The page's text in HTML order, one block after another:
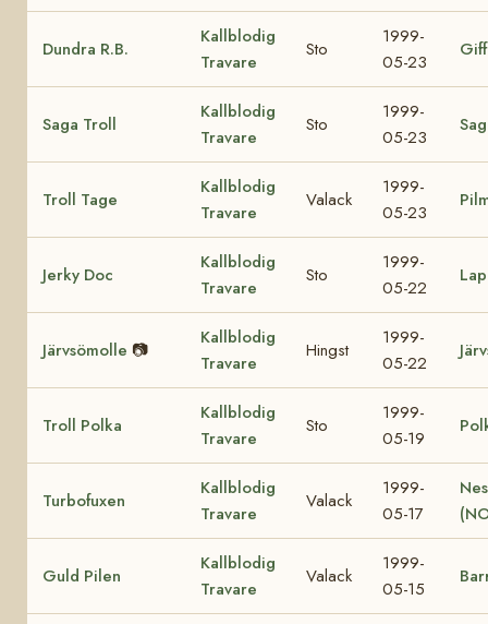
Dundra R.B.
Kallblodig
Travare
Sto
1999-
05-23
Saga Troll
Kallblodig
Travare
Sto
1999-
05-23
Troll Tage
Kallblodig
Travare
Valack
1999-
05-23
Jerky Doc
Kallblodig
Travare
Sto
1999-
05-22
Järvsömolle 📷
Kallblodig
Travare
Hingst
1999-
05-22
Troll Polka
Kallblodig
Travare
Sto
1999-
05-19
Turbofuxen
Kallblodig
Travare
Valack
1999-
05-17
Guld Pilen
Kallblodig
Travare
Valack
1999-
05-15